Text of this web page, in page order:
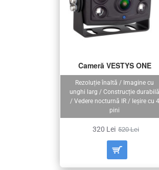
Rezoluție înaltă / Imagine cu
unghi larg / Construcție durabilă
/ Vedere nocturnă IR / Ieșire cu 4
pini
Cameră VESTYS ONE
320 Lei 520 Lei